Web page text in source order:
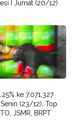
I Jumat (20/12)
ke 7.071,327
(23/12), Top
JSMR, BRPT